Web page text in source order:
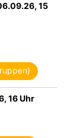
15
16 Uhr